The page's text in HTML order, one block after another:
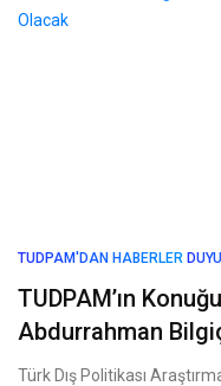
TUDPAM'DAN HABERLER
TUDPAM’ın
Abdurrahman
Türk Dış Politikası